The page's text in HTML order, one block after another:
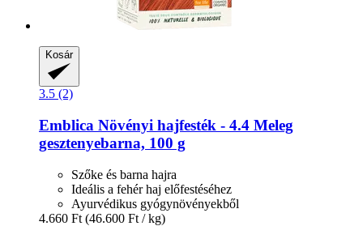
Kosár
3.5 (2)
Emblica Növényi hajfesték -​ 4.4 Meleg
gesztenyebarna, 100 g
Szőke és barna hajra
Ideális a fehér haj előfestéséhez
Ayurvédikus gyógynövényekből
4.660 Ft (46.600 Ft / kg)